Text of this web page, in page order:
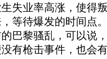
失业率高涨，使得
等待爆发的时间点
巴黎骚乱，可以说
有枪击事件，也会